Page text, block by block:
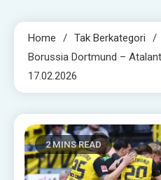
Home
Tak Berkategori
Borussia Dortmund –
17.02.2026
2 MINS READ